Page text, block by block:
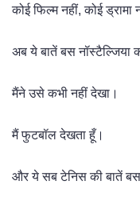
कोई फिल्म नहीं, कोई ड्रामा
अब ये बातें बस नॉस्टैल्जिया
मैंने उसे कभी नहीं देखा।
मैं फुटबॉल देखता हूँ।
और ये सब टेनिस की बातें